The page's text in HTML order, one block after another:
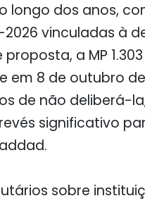
longo dos anos,
vinculadas à
a MP
em 8 de outubro
de não deliberá-
significativo
sobre